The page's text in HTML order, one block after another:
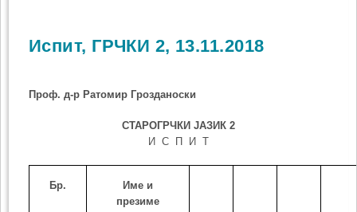
Испит, ГРЧКИ 2, 13.11.2018
Проф. д-р Ратомир Грозданоски
СТАРОГРЧКИ ЈАЗИК 2
И С П И Т
Бр.
Име и
презиме